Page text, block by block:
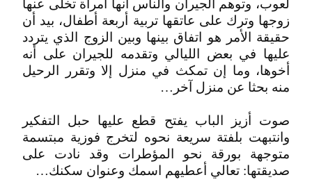
لعوب، وتوهم الجيران والناس أنها امرأة تخلى عنها
زوجها وترك على عاتقها تربية أربعة أطفال، بيد أن
حقيقة الأمر هو اتفاق بينها وبين الزوج الذي يتردد
عليها في بعض الليالي وتقدمه للجيران على أنه
أخوها، وما إن تمكث في منزل إلا وتقرر الرحيل
منه بحثا عن منزل آخر…
صوت أزيز الباب يفتح قطع عليها حبل التفكير
وانتبهت بلفتة سريعة نحوه لتخرج فوزية مبتسمة
متوجهة بورقة نحو المؤطرات وقد نادت على
صديقتها: تعالي أعطيهم اسمك وعنوان سكنك…